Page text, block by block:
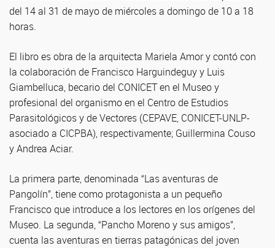
del 14 al 31 de mayo de miércoles a domingo de 10 a 18
horas.
El libro es obra de la arquitecta Mariela Amor y contó con
la colaboración de Francisco Harguindeguy y Luis
Giambelluca, becario del CONICET en el Museo y
profesional del organismo en el Centro de Estudios
Parasitológicos y de Vectores (CEPAVE, CONICET-UNLP-
asociado a CICPBA), respectivamente; Guillermina Couso
y Andrea Aciar.
La primera parte, denominada “Las aventuras de
Pangolín”, tiene como protagonista a un pequeño
Francisco que introduce a los lectores en los orígenes del
Museo. La segunda, “Pancho Moreno y sus amigos”,
cuenta las aventuras en tierras patagónicas del joven